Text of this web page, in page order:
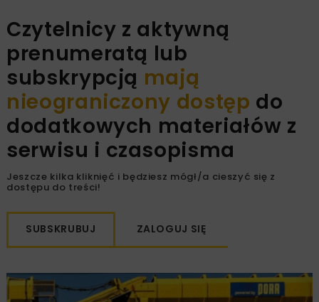
Czytelnicy z aktywną
prenumeratą lub
subskrypcją mają
nieograniczony dostęp do
dodatkowych materiałów z
serwisu i czasopisma
Jeszcze kilka kliknięć i będziesz mógł/a cieszyć się z
dostępu do treści!
SUBSKRUBUJ ZALOGUJ SIĘ